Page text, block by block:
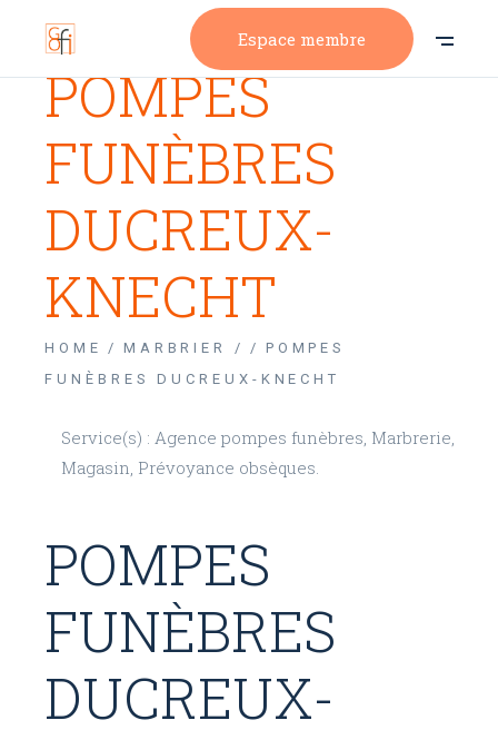
Espace membre
POMPES
FUNÈBRES
DUCREUX-
KNECHT
HOME MARBRIER /
POMPES
FUNÈBRES DUCREUX-KNECHT
Service(s) : Agence pompes funèbres, Marbrerie,
Magasin, Prévoyance obsèques.
POMPES
FUNÈBRES
DUCREUX-